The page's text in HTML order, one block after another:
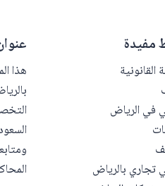
مفيدة
القانونية
في الرياض
تجاري بالرياض
هذا